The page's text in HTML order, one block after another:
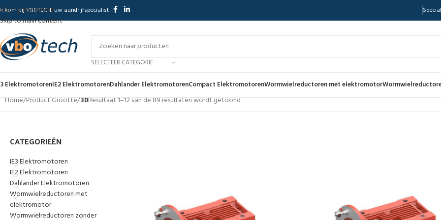
Skip to navigation
Skip to main content
bij VBOTECH, uw aandrijfspecialist
SELECTEER CATEGORIE
ElektromotorenIE2 ElektromotorenDahlander ElektromotorenCompact ElektromotorenWormwielreductoren met elektromotor
Home/Product Grootte/30Resultaat 1–12 van de 89 resultaten wordt getoond
CATEGORIEËN
IE3 Elektromotoren
IE2 Elektromotoren
Dahlander Elektromotoren
Wormwielreductoren met
elektromotor
Wormwielreductoren zonder